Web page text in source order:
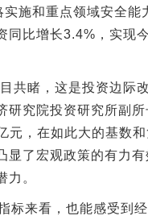
实施和重点领域安全
同比增长3.4%，实现
睹，这是投资边际改
研究院投资研究所副
元，在如此大的基数
显了宏观政策的有力
力。
来看，也能感受到经